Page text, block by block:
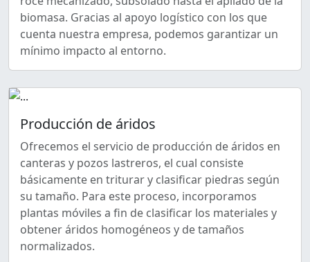
biomasa. Gracias al apoyo logístico con los que
cuenta nuestra empresa, podemos garantizar un
mínimo impacto al entorno.
Producción de áridos
Ofrecemos el servicio de producción de áridos en
canteras y pozos lastreros, el cual consiste
básicamente en triturar y clasificar piedras según
su tamaño. Para este proceso, incorporamos
plantas móviles a fin de clasificar los materiales y
obtener áridos homogéneos y de tamaños
normalizados.